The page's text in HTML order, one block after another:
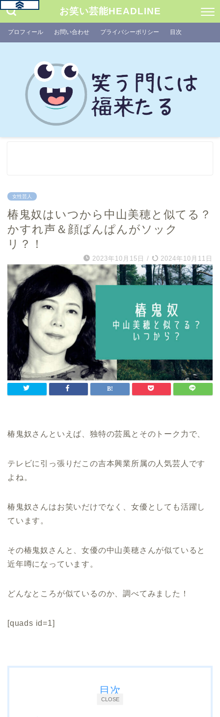
お笑い芸能HEADLINE
プロフィール お問い合わせ プライバシーポリシー 目次
女性芸人
椿鬼奴はいつから中山美穂と似てる？
かすれ声＆顔ぱんぱんがソック
リ？！
2023年10月15日 / 2024年10月11日
椿鬼奴さんといえば、独特の芸風とそのトーク力で、
テレビに引っ張りだこの吉本興業所属の人気芸人です
よね。
椿鬼奴さんはお笑いだけでなく、女優としても活躍し
ています。
その椿鬼奴さんと、女優の中山美穂さんが似ていると
近年噂になっています。
どんなところが似ているのか、調べてみました！
[quads id=1]
CLOSE
目次